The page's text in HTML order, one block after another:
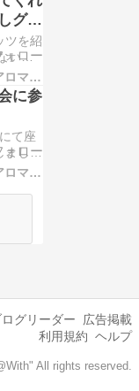
ていき
ため
ケー
す。
グッ
ツを紹
いと
しょ
おく
の疲れ
ろ
ぞれ
ょう！
【横浜】エンパシーアロマ予報&アロマ講座
に参
て座
まし
、タ
、常
るこ
【横浜】エンパシーアロマ予報&アロマ講座
ログリーダー
広告掲載
利用規約 ヘルプ
All rights reserved.